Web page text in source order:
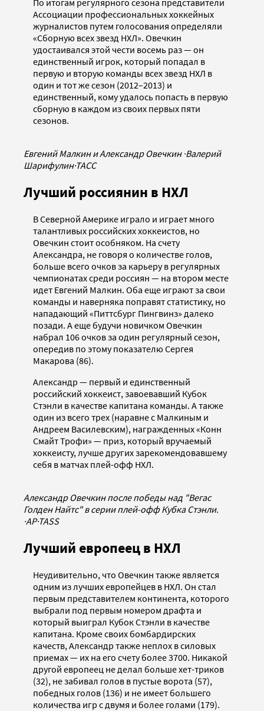
По итогам регулярного сезона представители
Ассоциации профессиональных хоккейных
журналистов путем голосования определяли
«Сборную всех звезд НХЛ». Овечкин
удостаивался этой чести восемь раз — он
единственный игрок, который попадал в
первую и вторую команды всех звезд НХЛ в
один и тот же сезон (2012–2013) и
единственный, кому удалось попасть в первую
сборную в каждом из своих первых пяти
сезонов.
Евгений Малкин и Александр Овечкин ·Валерий
Шарифулин·ТАСС
Лучший россиянин в НХЛ
В Северной Америке играло и играет много
талантливых российских хоккеистов, но
Овечкин стоит особняком. На счету
Александра, не говоря о количестве голов,
больше всего очков за карьеру в регулярных
чемпионатах среди россиян — на втором месте
идет Евгений Малкин. Оба еще играют за свои
команды и наверняка поправят статистику, но
нападающий «Питтсбург Пингвинз» далеко
позади. А еще будучи новичком Овечкин
набрал 106 очков за один регулярный сезон,
опередив по этому показателю Сергея
Макарова (86).
Александр — первый и единственный
российский хоккеист, завоевавший Кубок
Стэнли в качестве капитана команды. А также
один из всего трех (наравне с Малкиным и
Андреем Василевским), награжденных «Конн
Смайт Трофи» — приз, который вручаемый
хоккеисту, лучше других зарекомендовавшему
себя в матчах плей-офф НХЛ.
Александр Овечкин после победы над "Вегас
Голден Найтс" в серии плей-офф Кубка Стэнли.
·AP·TASS
Лучший европеец в НХЛ
Неудивительно, что Овечкин также является
одним из лучших европейцев в НХЛ. Он стал
первым представителем континента, которого
выбрали под первым номером драфта и
который выиграл Кубок Стэнли в качестве
капитана. Кроме своих бомбардирских
качеств, Александр также неплох в силовых
приемах — их на его счету более 3700. Никакой
другой европеец не делал больше хет-триков
(32), не забивал голов в пустые ворота (57),
победных голов (136) и не имеет большего
количества игр с двумя и более голами (179).